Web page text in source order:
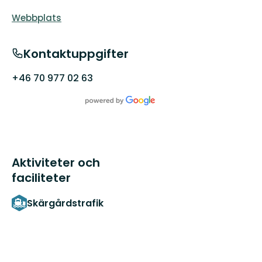
Webbplats
Kontaktuppgifter
+46 70 977 02 63
Aktiviteter och
faciliteter
Skärgårdstrafik